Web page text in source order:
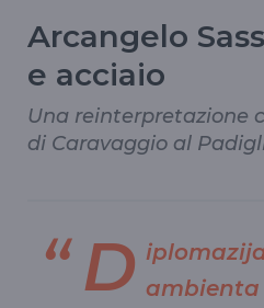
Arcangelo
e acciaio
Una reinterpretazione
di Caravaggio al
D